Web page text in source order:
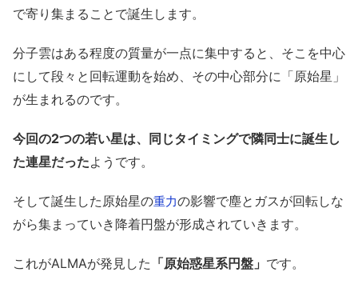
で寄り集まることで誕生します。
分子雲はある程度の質量が一点に集中すると、そこを中心
にして段々と回転運動を始め、その中心部分に「原始星」
が生まれるのです。
今回の2つの若い星は、同じタイミングで隣同士に誕生し
た連星だったようです。
そして誕生した原始星の重力の影響で塵とガスが回転しな
がら集まっていき降着円盤が形成されていきます。
これがALMAが発見した 「原始惑星系円盤」 です。